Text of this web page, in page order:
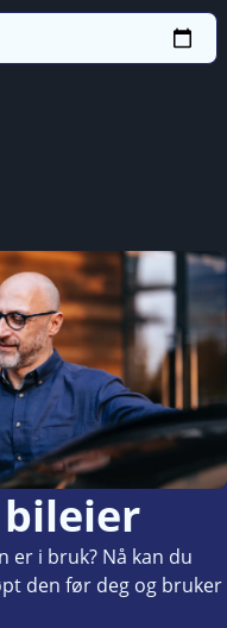
er i bruk? Nå kan du
den før deg og bruker